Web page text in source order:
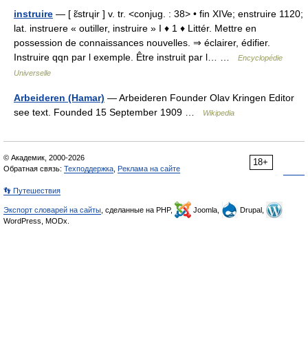
instruire — [ ɛ̃strɥir ] v. tr. <conjug. : 38> • fin XIVe; enstruire 1120;
lat. instruere « outiller, instruire » I ♦ 1 ♦ Littér. Mettre en
possession de connaissances nouvelles. ⇒ éclairer, édifier.
Instruire qqn par l exemple. Être instruit par l… …
Encyclopédie
Universelle
Arbeideren (Hamar) — Arbeideren Founder Olav Kringen Editor
see text. Founded 15 September 1909 …
Wikipedia
18+
© Академик, 2000-2026
Обратная связь: Техподдержка Реклама на сайте
👣 Путешествия
Экспорт словарей на сайты , сделанные на PHP, Joomla,
Drupal,
WordPress, MODx.